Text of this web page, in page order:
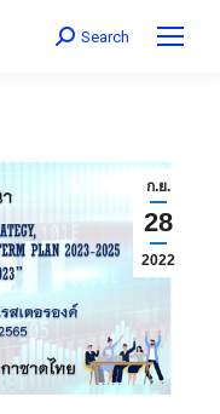
Search:
Search
ก.ย.
28
2022